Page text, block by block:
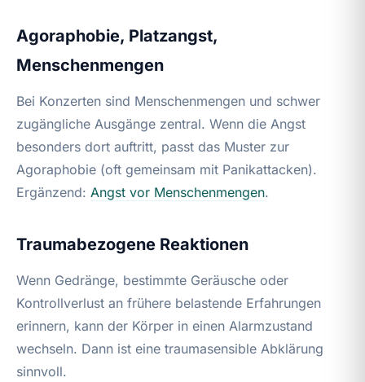
Agoraphobie, Platzangst,
Menschenmengen
Bei Konzerten sind Menschenmengen und schwer
zugängliche Ausgänge zentral. Wenn die Angst
besonders dort auftritt, passt das Muster zur
Agoraphobie (oft gemeinsam mit Panikattacken).
Ergänzend: Angst vor Menschenmengen.
Traumabezogene Reaktionen
Wenn Gedränge, bestimmte Geräusche oder
Kontrollverlust an frühere belastende Erfahrungen
erinnern, kann der Körper in einen Alarmzustand
wechseln. Dann ist eine traumasensible Abklärung
sinnvoll.